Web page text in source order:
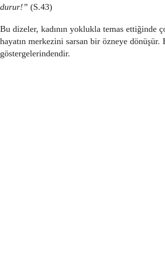
durur!” (S.43)
Bu dizeler, kadının yoklukla temas ettiğinde
hayatın merkezini sarsan bir özneye
göstergelerindendir.